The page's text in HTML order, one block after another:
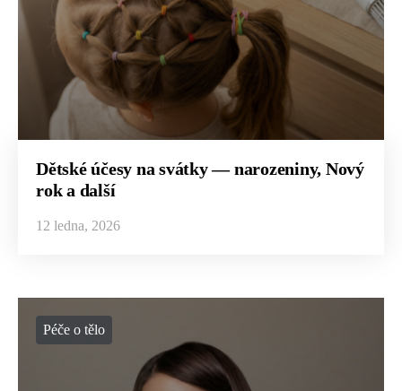
Dětské účesy na svátky — narozeniny, Nový
rok a další
12 ledna, 2026
Péče o tělo